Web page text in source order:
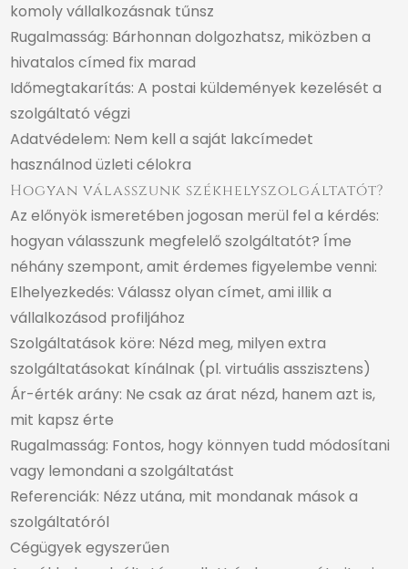
komoly vállalkozásnak tűnsz
Rugalmasság: Bárhonnan dolgozhatsz, miközben a
hivatalos címed fix marad
Időmegtakarítás: A postai küldemények kezelését a
szolgáltató végzi
Adatvédelem: Nem kell a saját lakcímedet
használnod üzleti célokra
Hogyan válasszunk székhelyszolgáltatót?
Az előnyök ismeretében jogosan merül fel a kérdés:
hogyan válasszunk megfelelő szolgáltatót? Íme
néhány szempont, amit érdemes figyelembe venni:
Elhelyezkedés: Válassz olyan címet, ami illik a
vállalkozásod profiljához
Szolgáltatások köre: Nézd meg, milyen extra
szolgáltatásokat kínálnak (pl. virtuális asszisztens)
Ár-érték arány: Ne csak az árat nézd, hanem azt is,
mit kapsz érte
Rugalmasság: Fontos, hogy könnyen tudd módosítani
vagy lemondani a szolgáltatást
Referenciák: Nézz utána, mit mondanak mások a
szolgáltatóról
Cégügyek egyszerűen